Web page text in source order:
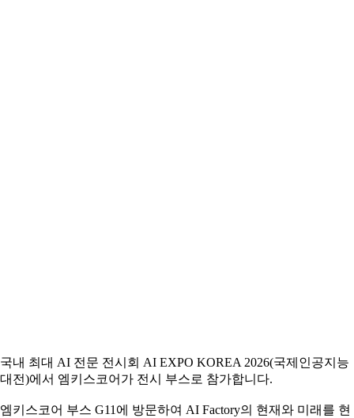
국내 최대 AI 전문 전시회 AI EXPO KOREA 2026(국제인공지능
대전)에서 엠키스코어가 전시 부스로 참가합니다.
엠키스코어 부스 G11에 방문하여 AI Factory의 현재와 미래를 현